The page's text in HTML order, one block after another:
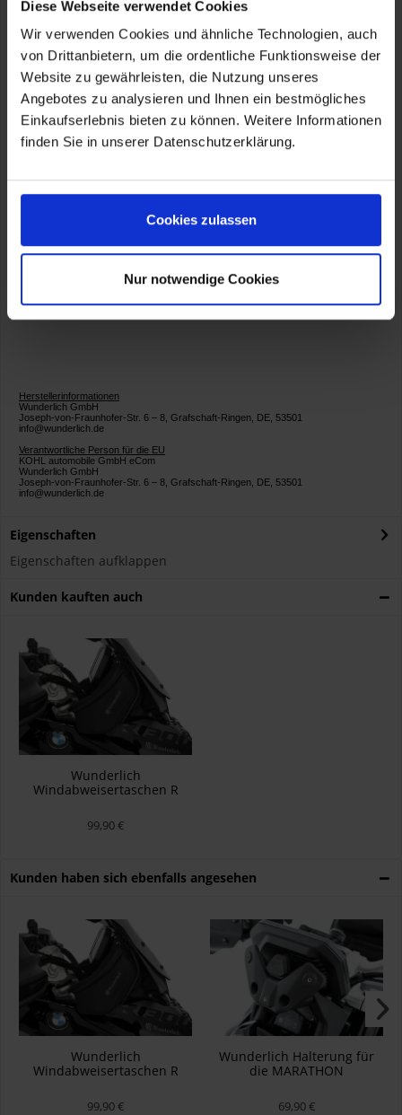
Diese Webseite verwendet Cookies
Wir verwenden Cookies und ähnliche Technologien, auch
von Drittanbietern, um die ordentliche Funktionsweise der
Website zu gewährleisten, die Nutzung unseres
Angebotes zu analysieren und Ihnen ein bestmögliches
Einkaufserlebnis bieten zu können. Weitere Informationen
finden Sie in unserer Datenschutzerklärung.
Cookies zulassen
Nur notwendige Cookies
Gepäcktasche griffgünstig gelegen in der Lücke unterhalb
optimal aus. Die aus nachhaltigem CORDURA® TrueLock™
gefertigte Tasche verfügt über ein Fach, das mit den
griffigem Zipper des wasserabweisenden
Reißverschlusses auch mit Handschuhen geöffnet und
geschlossen werden kann. Sie eignet sich besonders für
Kleinigkeiten, die schnell greifbar sein sollen. So finden
beispielsweise das Erste-Hilfe-Set, Werkzeug etc.
die Befestigungslasche auf der Oberseite der Tasche.
Durch die rutschfeste Unterseite sitzt die Tasche fest am
Fahrzeug. Mit Wunderlich Markenlogo.
Artikelnummer:WU-13404-002
Herstellerinformationen
Wunderlich GmbH
Joseph-von-Fraunhofer-Str. 6 – 8, Grafschaft-Ringen, DE, 53501
info@wunderlich.de
Verantwortliche Person für die EU
KOHL automobile GmbH eCom
Wunderlich GmbH
Joseph-von-Fraunhofer-Str. 6 – 8, Grafschaft-Ringen, DE, 53501
info@wunderlich.de
Eigenschaften
Eigenschaften aufklappen
Kunden kauften auch
Wunderlich
Windabweisertaschen R
99,90 €
Kunden haben sich ebenfalls angesehen
Wunderlich
Windabweisertaschen R
99,90 €
Wunderlich Halterung für
die MARATHON
- schwarz
69,90 €